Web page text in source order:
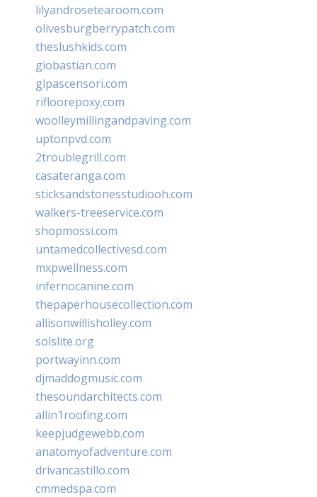
lilyandrosetearoom.com
olivesburgberrypatch.com
theslushkids.com
giobastian.com
glpascensori.com
rifloorepoxy.com
woolleymillingandpaving.com
uptonpvd.com
2troublegrill.com
casateranga.com
sticksandstonesstudiooh.com
walkers-treeservice.com
shopmossi.com
untamedcollectivesd.com
mxpwellness.com
infernocanine.com
thepaperhousecollection.com
allisonwillisholley.com
solslite.org
portwayinn.com
djmaddogmusic.com
thesoundarchitects.com
allin1roofing.com
keepjudgewebb.com
anatomyofadventure.com
drivancastillo.com
cmmedspa.com